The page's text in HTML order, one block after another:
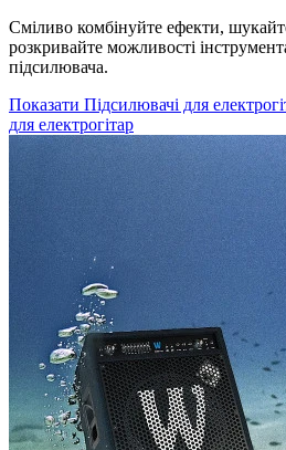
Сміливо комбінуйте ефекти,
розкривайте можливості
підсилювача.
Показати Підсилювачі для
для електрогітар